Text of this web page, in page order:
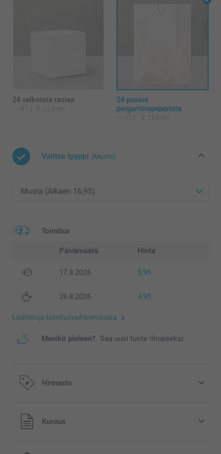
24 valkoista rasiaa
5 5 5 cm
24 pussia
pergamiinipaperista
15,5 cm
Valitse tyyppi (Musta)
Toimitus
Päivämäärä Hinta
17.8.2026 5,95
26.8.2026 4,95
Lisätietoja toimitusvaihtoehdoista
Menikö pieleen? Saa uusi tuote ilmaiseksi
Hinnasto
Kaikki hinnat ovat euroina, sisältävät arvonlisäveron ja
eivät sisällä postikuluja.
Kuvaus